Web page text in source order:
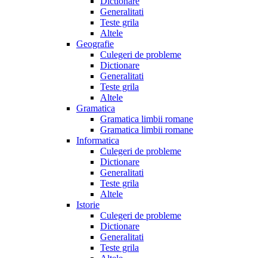
Generalitati
Teste grila
Altele
Geografie
Culegeri de probleme
Dictionare
Generalitati
Teste grila
Altele
Gramatica
Gramatica limbii romane
Gramatica limbii romane
Informatica
Culegeri de probleme
Dictionare
Generalitati
Teste grila
Altele
Istorie
Culegeri de probleme
Dictionare
Generalitati
Teste grila